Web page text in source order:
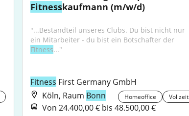
Fitnesskaufmann (m/w/d)
"...Bestandteil unseres Clubs. Du bist nicht nur
Fitness..."
Fitness First Germany GmbH
Köln, Raum Bonn Homeoffice Vollzeit
Von 24.400,00 € bis 48.500,00 €